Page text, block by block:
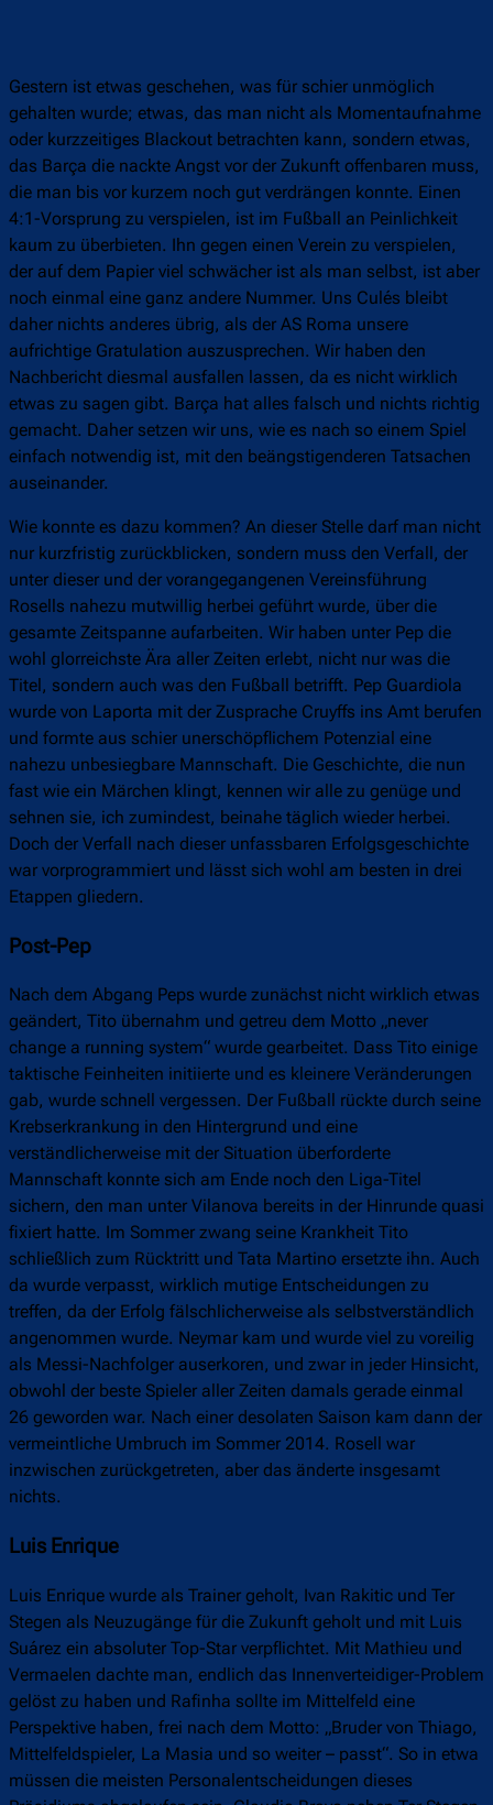
Gestern ist etwas geschehen, was für schier unmöglich
gehalten wurde; etwas, das man nicht als Momentaufnahme
oder kurzzeitiges Blackout betrachten kann, sondern etwas,
das Barça die nackte Angst vor der Zukunft offenbaren muss,
die man bis vor kurzem noch gut verdrängen konnte. Einen
4:1-Vorsprung zu verspielen, ist im Fußball an Peinlichkeit
kaum zu überbieten. Ihn gegen einen Verein zu verspielen,
der auf dem Papier viel schwächer ist als man selbst, ist aber
noch einmal eine ganz andere Nummer. Uns Culés bleibt
daher nichts anderes übrig, als der AS Roma unsere
aufrichtige Gratulation auszusprechen. Wir haben den
Nachbericht diesmal ausfallen lassen, da es nicht wirklich
etwas zu sagen gibt. Barça hat alles falsch und nichts richtig
gemacht. Daher setzen wir uns, wie es nach so einem Spiel
einfach notwendig ist, mit den beängstigenderen Tatsachen
auseinander.
Wie konnte es dazu kommen? An dieser Stelle darf man nicht
nur kurzfristig zurückblicken, sondern muss den Verfall, der
unter dieser und der vorangegangenen Vereinsführung
Rosells nahezu mutwillig herbei geführt wurde, über die
gesamte Zeitspanne aufarbeiten. Wir haben unter Pep die
wohl glorreichste Ära aller Zeiten erlebt, nicht nur was die
Titel, sondern auch was den Fußball betrifft. Pep Guardiola
wurde von Laporta mit der Zusprache Cruyffs ins Amt berufen
und formte aus schier unerschöpflichem Potenzial eine
nahezu unbesiegbare Mannschaft. Die Geschichte, die nun
fast wie ein Märchen klingt, kennen wir alle zu genüge und
sehnen sie, ich zumindest, beinahe täglich wieder herbei.
Doch der Verfall nach dieser unfassbaren Erfolgsgeschichte
war vorprogrammiert und lässt sich wohl am besten in drei
Etappen gliedern.
Post-Pep
Nach dem Abgang Peps wurde zunächst nicht wirklich etwas
geändert, Tito übernahm und getreu dem Motto „never
change a running system“ wurde gearbeitet. Dass Tito einige
taktische Feinheiten initiierte und es kleinere Veränderungen
gab, wurde schnell vergessen. Der Fußball rückte durch seine
Krebserkrankung in den Hintergrund und eine
verständlicherweise mit der Situation überforderte
Mannschaft konnte sich am Ende noch den Liga-Titel
sichern, den man unter Vilanova bereits in der Hinrunde quasi
fixiert hatte. Im Sommer zwang seine Krankheit Tito
schließlich zum Rücktritt und Tata Martino ersetzte ihn. Auch
da wurde verpasst, wirklich mutige Entscheidungen zu
treffen, da der Erfolg fälschlicherweise als selbstverständlich
angenommen wurde. Neymar kam und wurde viel zu voreilig
als Messi-Nachfolger auserkoren, und zwar in jeder Hinsicht,
obwohl der beste Spieler aller Zeiten damals gerade einmal
26 geworden war. Nach einer desolaten Saison kam dann der
vermeintliche Umbruch im Sommer 2014. Rosell war
inzwischen zurückgetreten, aber das änderte insgesamt
nichts.
Luis Enrique
Luis Enrique wurde als Trainer geholt, Ivan Rakitic und Ter
Stegen als Neuzugänge für die Zukunft geholt und mit Luis
Suárez ein absoluter Top-Star verpflichtet. Mit Mathieu und
Vermaelen dachte man, endlich das Innenverteidiger-Problem
gelöst zu haben und Rafinha sollte im Mittelfeld eine
Perspektive haben, frei nach dem Motto: „Bruder von Thiago,
Mittelfeldspieler, La Masia und so weiter – passt“. So in etwa
müssen die meisten Personalentscheidungen dieses